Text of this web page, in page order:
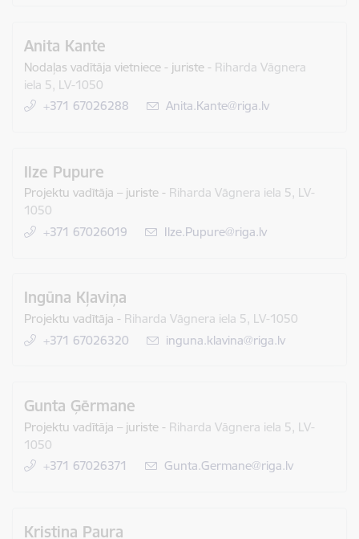
Anita Kante
Nodaļas vadītāja vietniece - juriste - Riharda Vāgnera
iela 5, LV-1050
+371 67026288
E-pasts:
Anita.Kante@riga.lv
Ilze Pupure
Projektu vadītāja – juriste - Riharda Vāgnera iela 5, LV-
1050
+371 67026019
E-pasts:
Ilze.Pupure@riga.lv
Ingūna Kļaviņa
Projektu vadītāja - Riharda Vāgnera iela 5, LV-1050
+371 67026320
E-pasts:
inguna.klavina@riga.lv
Gunta Ģērmane
Projektu vadītāja – juriste - Riharda Vāgnera iela 5, LV-
1050
+371 67026371
E-pasts:
Gunta.Germane@riga.lv
Kristina Paura